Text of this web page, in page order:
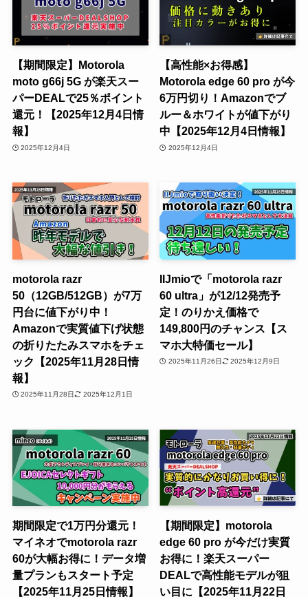
【期間限定】Motorola
moto g66j 5G が楽天スー
パーDEALで25％ポイント
還元！【2025年12月4日情
報】
2025年12月4日
【高性能×お得感】
Motorola edge 60 pro が今
6万円切り！Amazonでブ
ルー＆ホワイトが値下がり
中【2025年12月4日情報】
2025年12月4日
motorola razr
50（12GB/512GB）が7万
円台に値下がり中！
Amazonで実質値下げ状態
の折りたたみスマホをチェ
ック【2025年11月28日情
報】
2025年11月28日 2025年12月1日
IIJmioで「motorola razr
60 ultra」が12/12発売予
定！のりかえ価格で
149,800円のチャンス【ス
マホ大特価セール】
2025年11月26日 2025年12月9日
期間限定で1万円分還元！
マイネオでmotorola razr
60が大幅お得に！データ増
量プランもスタート予定
【2025年11月25日情報】
【期間限定】motorola
edge 60 pro が今だけ実質
お得に！楽天スーパー
DEALで高性能モデルが狙
い目に【2025年11月22日